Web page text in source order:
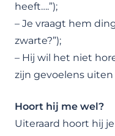
heeft….”);
– Je vraagt hem
zwarte?”);
– Hij wil het niet
zijn gevoelens uiten
Hoort hij me wel?
Uiteraard hoort hij